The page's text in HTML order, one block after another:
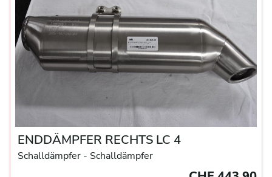
ENDDÄMPFER RECHTS LC 4
Schalldämpfer - Schalldämpfer